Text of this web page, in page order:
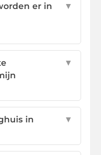
er in
▼
▼
in
▼